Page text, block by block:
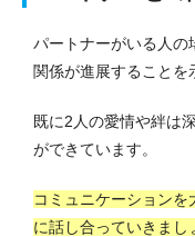
パートナーがいる人
関係が進展することを
既に2人の愛情や絆は
ができています。
コミュニケーションを
に話し合っていきまし